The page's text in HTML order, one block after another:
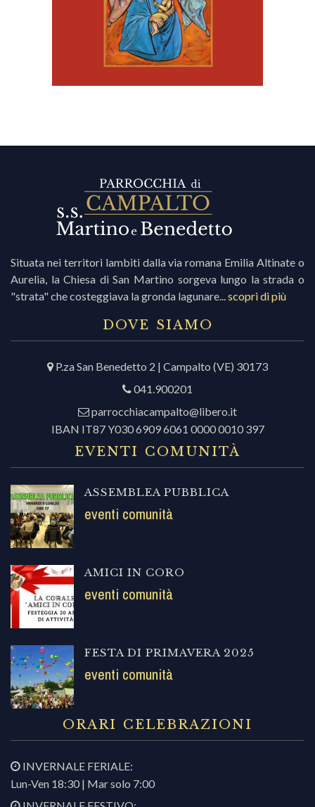
Situata nei territori lambiti dalla via romana Emilia Altinate o
Aurelia, la Chiesa di San Martino sorgeva lungo la strada o
"strata" che costeggiava la gronda lagunare...scopri di più
DOVE SIAMO
P.za San Benedetto 2 | Campalto (VE) 30173
041.900201
parrocchiacampalto@libero.it
IBAN IT87 Y030 6909 6061 0000 0010 397
EVENTI COMUNITÀ
ASSEMBLEA PUBBLICA
eventi comunità
AMICI IN CORO
eventi comunità
FESTA DI PRIMAVERA 2025
eventi comunità
ORARI CELEBRAZIONI
INVERNALE FERIALE:
Lun-Ven 18:30 | Mar solo 7:00